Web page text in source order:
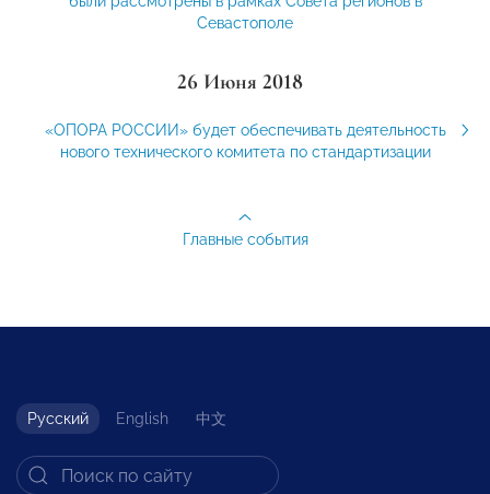
Севастополе
26 Июня 2018
«ОПОРА РОССИИ» будет обеспечивать деятельность
нового технического комитета по стандартизации
Главные события
Русский English 中文